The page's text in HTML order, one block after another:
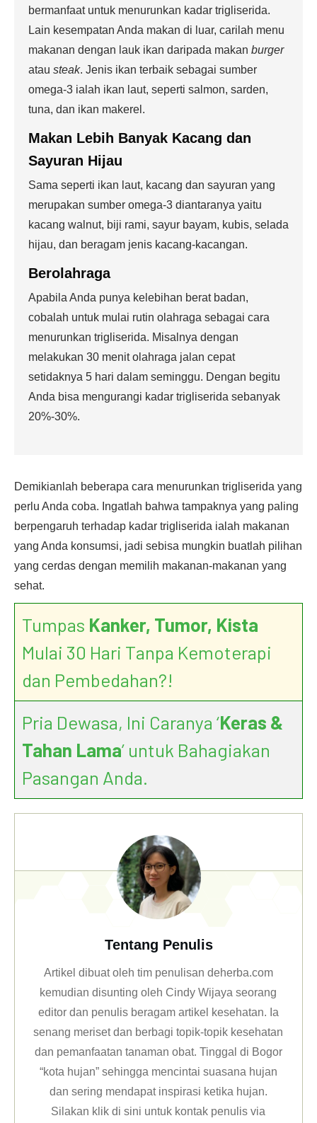
bermanfaat untuk menurunkan kadar trigliserida.
Lain kesempatan Anda makan di luar, carilah menu
makanan dengan lauk ikan daripada makan burger
atau steak. Jenis ikan terbaik sebagai sumber
omega-3 ialah ikan laut, seperti salmon, sarden,
tuna, dan ikan makerel.
Makan Lebih Banyak Kacang dan
Sayuran Hijau
Sama seperti ikan laut, kacang dan sayuran yang
merupakan sumber omega-3 diantaranya yaitu
kacang walnut, biji rami, sayur bayam, kubis, selada
hijau, dan beragam jenis kacang-kacangan.
Berolahraga
Apabila Anda punya kelebihan berat badan,
cobalah untuk mulai rutin olahraga sebagai cara
menurunkan trigliserida. Misalnya dengan
melakukan 30 menit olahraga jalan cepat
setidaknya 5 hari dalam seminggu. Dengan begitu
Anda bisa mengurangi kadar trigliserida sebanyak
20%-30%.
Demikianlah beberapa cara menurunkan trigliserida yang
perlu Anda coba. Ingatlah bahwa tampaknya yang paling
berpengaruh terhadap kadar trigliserida ialah makanan
yang Anda konsumsi, jadi sebisa mungkin buatlah pilihan
yang cerdas dengan memilih makanan-makanan yang
sehat.
Tumpas Kanker, Tumor, Kista
Mulai 30 Hari Tanpa Kemoterapi
dan Pembedahan?!
Pria Dewasa, Ini Caranya ‘Keras &
Tahan Lama’ untuk Bahagiakan
Pasangan Anda.
Tentang Penulis
Artikel dibuat oleh tim penulisan deherba.com
kemudian disunting oleh Cindy Wijaya seorang
editor dan penulis beragam artikel kesehatan. Ia
senang meriset dan berbagi topik-topik kesehatan
dan pemanfaatan tanaman obat. Tinggal di Bogor
“kota hujan” sehingga mencintai suasana hujan
dan sering mendapat inspirasi ketika hujan.
Silakan klikdi sini untuk kontak penulis via